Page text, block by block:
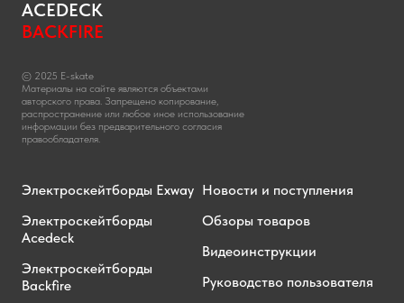
ACEDECK
BACKFIRE
© 2025 E-skate
Материалы на сайте являются объектами
авторского права. Запрещено копирование,
распространение или любое иное использование
информации без предварительного согласия
правообладателя.
Электроскейтборды Exway
Электроскейтборды
Acedeck
Электроскейтборды
Backfire
Новости и поступления
Обзоры товаров
Видеоинструкции
Руководство пользователя